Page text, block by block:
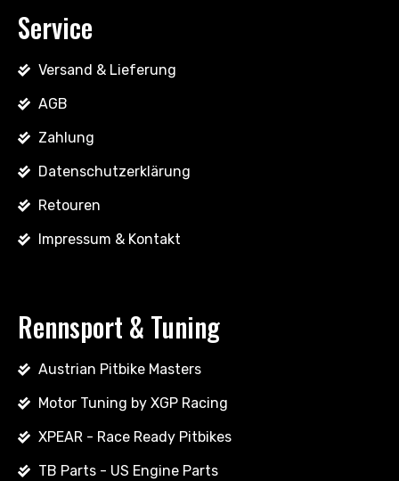
Service
Versand & Lieferung
AGB
Zahlung
Datenschutzerklärung
Retouren
Impressum & Kontakt
Rennsport & Tuning
Austrian Pitbike Masters
Motor Tuning by XGP Racing
XPEAR - Race Ready Pitbikes
TB Parts - US Engine Parts